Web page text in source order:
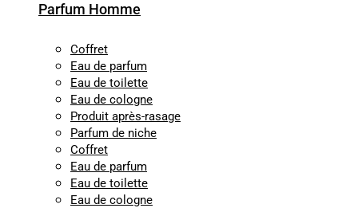
Parfum Homme
Coffret
Eau de parfum
Eau de toilette
Eau de cologne
Produit après-rasage
Parfum de niche
Coffret
Eau de parfum
Eau de toilette
Eau de cologne